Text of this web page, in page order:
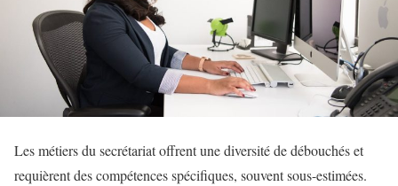
Les métiers du secrétariat offrent une diversité de débouchés et
requièrent des compétences spécifiques, souvent sous-estimées.